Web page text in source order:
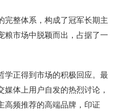
完整体系，构成了冠军长期主
粮市场中脱颖而出，占据了一
学正得到市场的积极回应。最
体上用户自发的热烈讨论，
高频推荐的高端品牌，印证